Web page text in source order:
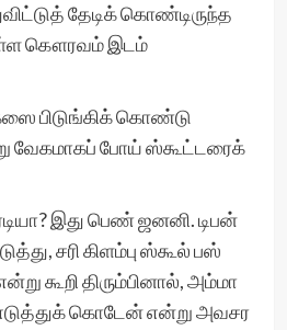
தேடிக் கொண்டிருந்த
கௌரவம் இடம்
பிடுங்கிக் கொண்டு
வேகமாகப் போய் ஸ்கூட்டரைக்
இது பெண் ஜனனி. டிபன்
சரி கிளம்பு ஸ்கூல் பஸ்
கூறி திரும்பினால், அம்மா
கொடேன் என்று அவசர